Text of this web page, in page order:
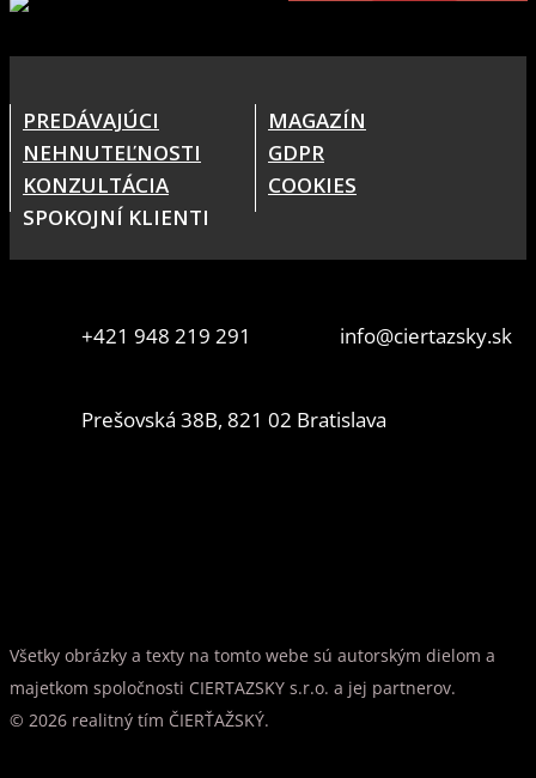
PREDÁVAJÚCI
NEHNUTEĽNOSTI
KONZULTÁCIA
SPOKOJNÍ KLIENTI
MAGAZÍN
GDPR
COOKIES
+421 948 219 291 info@ciertazsky.sk
Prešovská 38B, 821 02 Bratislava
Všetky obrázky a texty na tomto webe sú autorským dielom a
majetkom spoločnosti CIERTAZSKY s.r.o. a jej partnerov.
© 2026 realitný tím ČIERŤAŽSKÝ.